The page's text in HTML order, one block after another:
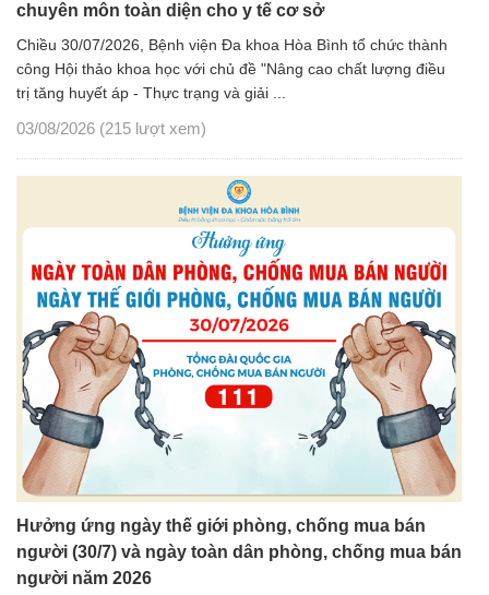
chuyên môn toàn diện cho y tế cơ sở
Chiều 30/07/2026, Bệnh viện Đa khoa Hòa Bình tổ chức thành
công Hội thảo khoa học với chủ đề "Nâng cao chất lượng điều
trị tăng huyết áp - Thực trạng và giải ...
03/08/2026 (215 lượt xem)
Hưởng ứng ngày thế giới phòng, chống mua bán
người (30/7) và ngày toàn dân phòng, chống mua bán
người năm 2026